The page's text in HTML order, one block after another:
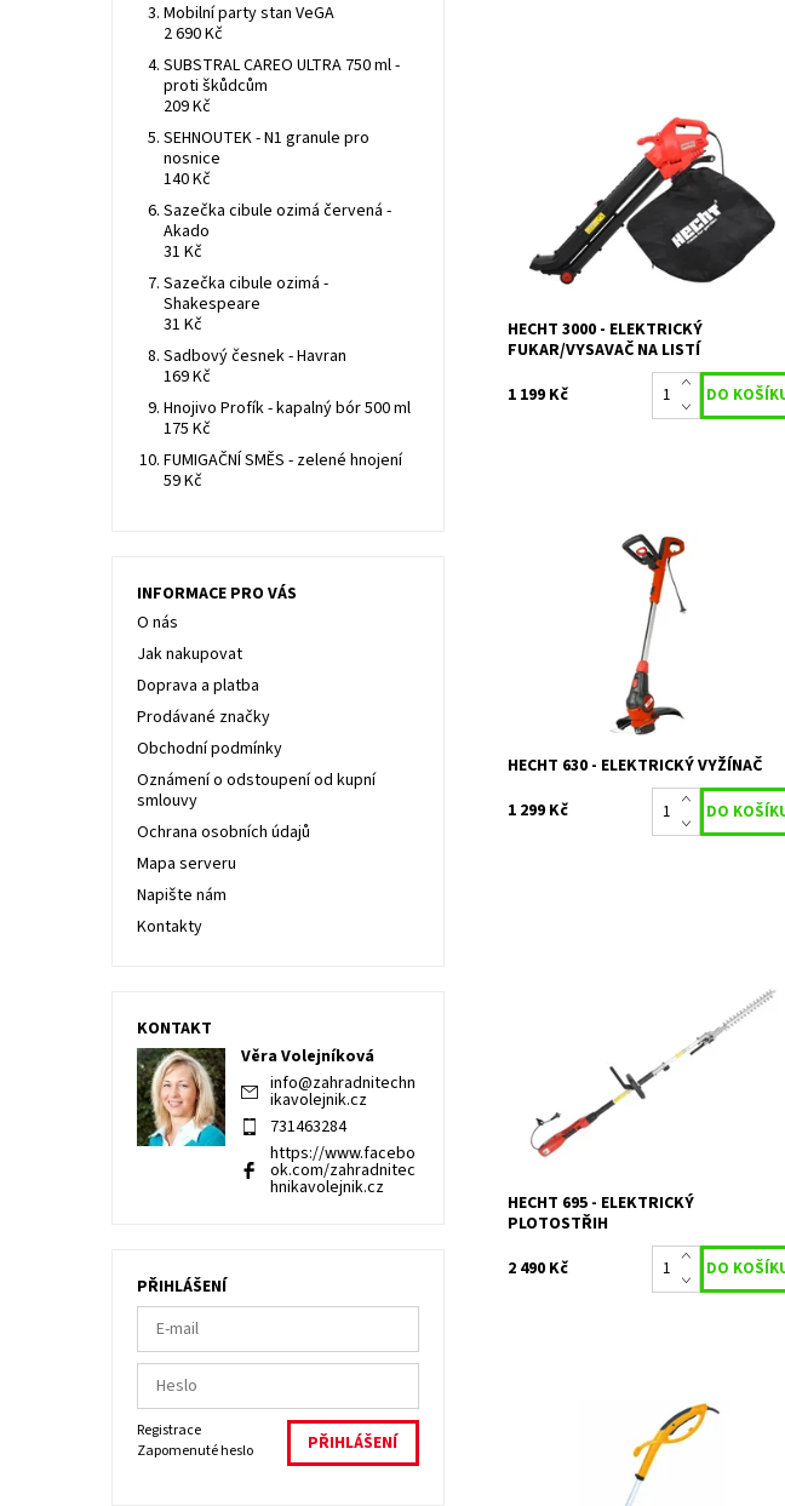
Elektrický vysavač / fukar na listí.
Příkon 3000 W. 45 l sběrný vak. Rychlost
vzduchu 275 km/h.
Dostupnost:
Skladem 2
233
Značka:
HECHT
Záruka:
2 roky
HECHT 3000 - ELEKTRICKÝ
FUKAR/VYSAVAČ NA LISTÍ
1 199 Kč
Elektrický vyžínač s příkonem 600 W.
Je určen pro konečnou úpravu trávníku
po hlavním sečení, nebo menších ploch.
Skladem 1
377
HECHT
2 roky
HECHT 630 - ELEKTRICKÝ VYŽÍNAČ
1 299 Kč
Elektrický plotostřih HECHT 695. Příkon
900 W. Celková délka 2,64 m. Pracovní
délka lišty 41 cm. Max. průměr střihu 20
mm. Hmotnost 4,9 kg.
Skladem 2
Kód:
Značka:
Záruka:
HECHT 695 - ELEKTRICKÝ
PLOTOSTŘIH
2 490 Kč
Elektrický vyžínač s lehkým a
výkonným motorem 350 W.
Skladem 1
Mobilní party stan VeGA
2 690 Kč
SUBSTRAL CAREO ULTRA 750 ml -
proti škůdcům
209 Kč
SEHNOUTEK - N1 granule pro
nosnice
140 Kč
Sazečka cibule ozimá červená -
Akado
31 Kč
Sazečka cibule ozimá -
Shakespeare
31 Kč
Sadbový česnek - Havran
169 Kč
Hnojivo Profík - kapalný bór 500 ml
175 Kč
FUMIGAČNÍ SMĚS - zelené hnojení
59 Kč
INFORMACE PRO VÁS
O nás
Jak nakupovat
Doprava a platba
Prodávané značky
Obchodní podmínky
Oznámení o odstoupení od kupní
smlouvy
Ochrana osobních údajů
Mapa serveru
Napište nám
Kontakty
KONTAKT
Věra Volejníková
info@zahradnitechn
ikavolejnik.cz
731463284
https://www.facebo
ok.com/zahradnitec
hnikavolejnik.cz
PŘIHLÁŠENÍ
Registrace
Zapomenuté heslo